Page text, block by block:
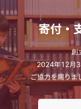
寄付・
創
2024年12月
ご協力を賜りま